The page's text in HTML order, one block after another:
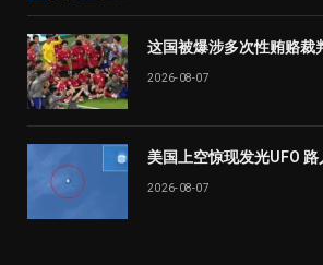
这国被爆涉多次性贿赂裁
2026-08-07
美国上空惊现发光UFO
2026-08-07